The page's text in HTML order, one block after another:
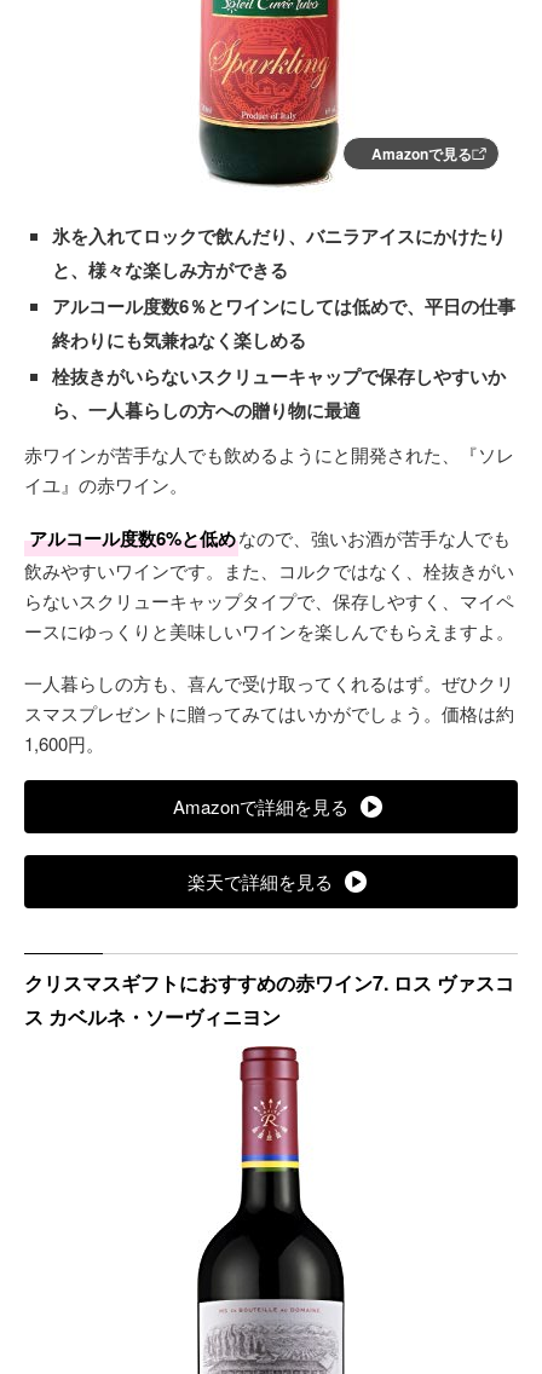
Amazonで見る
氷を入れてロックで飲んだり、バニラアイスにかけたり
と、様々な楽しみ方ができる
アルコール度数6％とワインにしては低めで、平日の仕事
終わりにも気兼ねなく楽しめる
栓抜きがいらないスクリューキャップで保存しやすいか
ら、一人暮らしの方への贈り物に最適
赤ワインが苦手な人でも飲めるようにと開発された、『ソレ
イユ』の赤ワイン。
アルコール度数6%と低めなので、強いお酒が苦手な人でも
飲みやすいワインです。また、コルクではなく、栓抜きがい
らないスクリューキャップタイプで、保存しやすく、マイペ
ースにゆっくりと美味しいワインを楽しんでもらえますよ。
一人暮らしの方も、喜んで受け取ってくれるはず。ぜひクリ
スマスプレゼントに贈ってみてはいかがでしょう。価格は約
1,600円。
Amazonで詳細を見る
楽天で詳細を見る
クリスマスギフトにおすすめの赤ワイン7. ロス ヴァスコ
ス カベルネ・ソーヴィニヨン